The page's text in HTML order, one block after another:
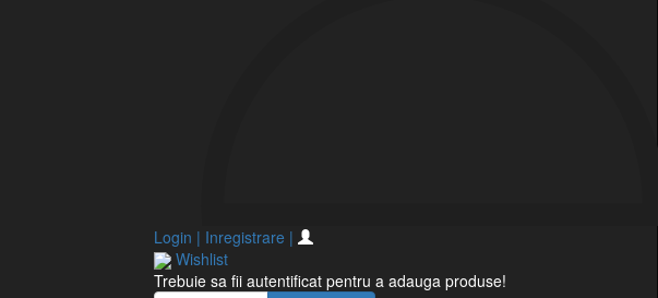
Login | Inregistrare |
Wishlist
Trebuie sa fii autentificat pentru a adauga produse!